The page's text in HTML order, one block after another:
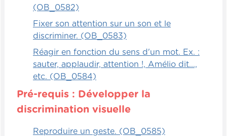
(OB_0582)
Fixer son attention sur un son et le
discriminer. (OB_0583)
Réagir en fonction du sens d'un mot. Ex. :
sauter, applaudir, attention !, Amélio dit...,
etc. (OB_0584)
Pré-requis : Développer la
discrimination visuelle
Reproduire un geste. (OB_0585)